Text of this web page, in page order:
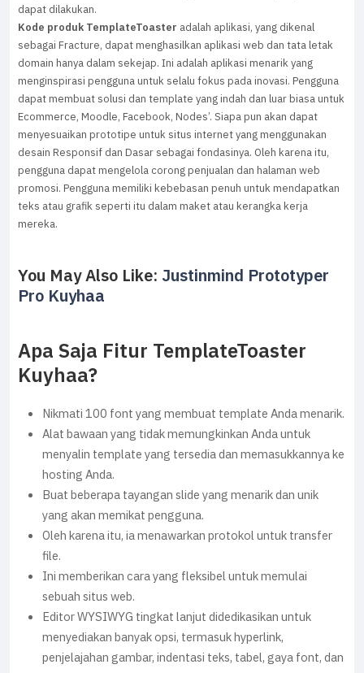
dapat dilakukan.
Kode produk TemplateToaster adalah aplikasi, yang dikenal
sebagai Fracture, dapat menghasilkan aplikasi web dan tata letak
domain hanya dalam sekejap. Ini adalah aplikasi menarik yang
menginspirasi pengguna untuk selalu fokus pada inovasi. Pengguna
dapat membuat solusi dan template yang indah dan luar biasa untuk
Ecommerce, Moodle, Facebook, Nodes’. Siapa pun akan dapat
menyesuaikan prototipe untuk situs internet yang menggunakan
desain Responsif dan Dasar sebagai fondasinya. Oleh karena itu,
pengguna dapat mengelola corong penjualan dan halaman web
promosi. Pengguna memiliki kebebasan penuh untuk mendapatkan
teks atau grafik seperti itu dalam maket atau kerangka kerja
mereka.
You May Also Like: Justinmind Prototyper
Pro Kuyhaa
Apa Saja Fitur TemplateToaster
Kuyhaa?
Nikmati 100 font yang membuat template Anda menarik.
Alat bawaan yang tidak memungkinkan Anda untuk
menyalin template yang tersedia dan memasukkannya ke
hosting Anda.
Buat beberapa tayangan slide yang menarik dan unik
yang akan memikat pengguna.
Oleh karena itu, ia menawarkan protokol untuk transfer
file.
Ini memberikan cara yang fleksibel untuk memulai
sebuah situs web.
Editor WYSIWYG tingkat lanjut didedikasikan untuk
menyediakan banyak opsi, termasuk hyperlink,
penjelajahan gambar, indentasi teks, tabel, gaya font, dan